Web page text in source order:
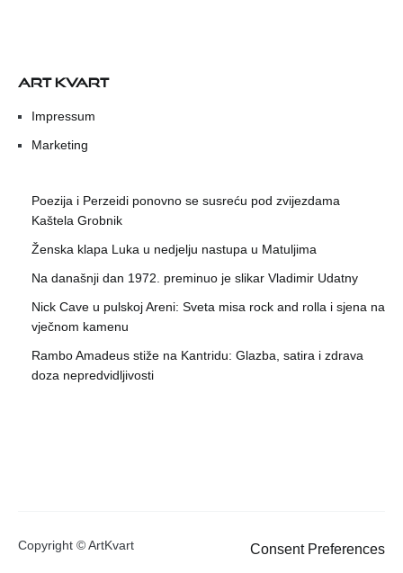
ART KVART
Impressum
Marketing
Poezija i Perzeidi ponovno se susreću pod zvijezdama
Kaštela Grobnik
Ženska klapa Luka u nedjelju nastupa u Matuljima
Na današnji dan 1972. preminuo je slikar Vladimir Udatny
Nick Cave u pulskoj Areni: Sveta misa rock and rolla i sjena na
vječnom kamenu
Rambo Amadeus stiže na Kantridu: Glazba, satira i zdrava
doza nepredvidljivosti
Copyright © ArtKvart Consent Preferences